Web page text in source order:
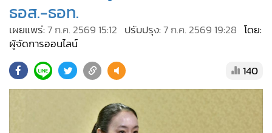
• ผู้จัดการรายวัน
• คอลัมนิสต์
• ละคร
• CbizReview
Cyber BIZ
Good health & Well-being
เผยแพร่: 7 ก.ค. 2569 15:12
ผู้จัดการออนไลน์